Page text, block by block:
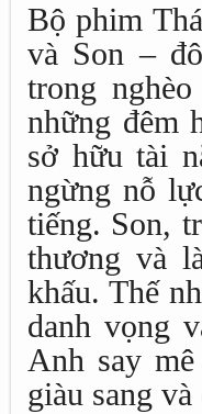
Bộ phim
và Son –
trong
những đêm
sở hữu tài
ngừng nỗ
tiếng. Son,
thương và
khấu. Thế
danh vọng
Anh say
giàu sang